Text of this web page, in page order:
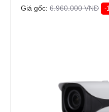
Giá gốc: 6.960.000 VNĐ -